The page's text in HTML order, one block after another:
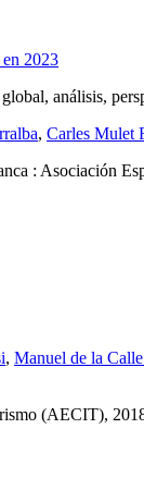
análisis,
, Carles Mulet
: Asociación
, Manuel de la
(AECIT),